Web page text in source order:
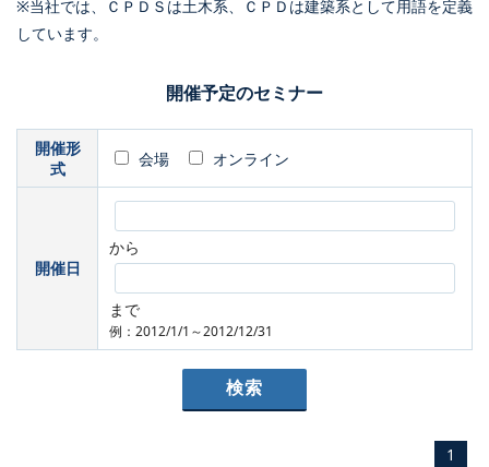
※当社では、ＣＰＤＳは土木系、ＣＰＤは建築系として用語を定義
しています。
開催予定のセミナー
開催形
式
会場 オンライン
開催日
から
まで
例：2012/1/1～2012/12/31
1